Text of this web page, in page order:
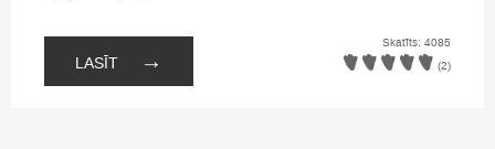
LASĪT →
Skatīts: 4085
(2)